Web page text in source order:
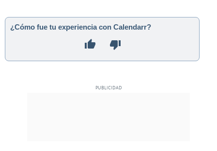
¿Cómo fue tu experiencia con Calendarr?